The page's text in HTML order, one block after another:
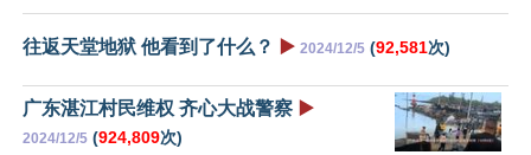
往返天堂地狱 他看到了什么？ ▶️ 2024/12/5 (92,581次)
广东湛江村民维权 齐心大战警察 ▶️
2024/12/5 (924,809次)